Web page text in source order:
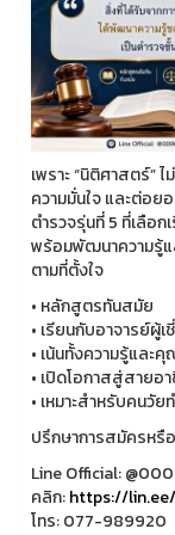
เพราะ “นิติศาสตร์”
ความมั่นใจ และต่อ
ตำรวจรุ่นที่ 5 ที่เลือ
พร้อมพัฒนาความรู้แ
ตามที่ตั้งใจ
• หลักสูตรทันสมัย
• เรียนกับอาจารย์ผู้
• เน้นทั้งความรู้และ
• เปิดโอกาสสู่สายอ
• เหมาะสำหรับคนวั
ปรึกษาการสมัครหรื
Line Official:
คลิก:https://lin.ee/
โทร: 077-989920